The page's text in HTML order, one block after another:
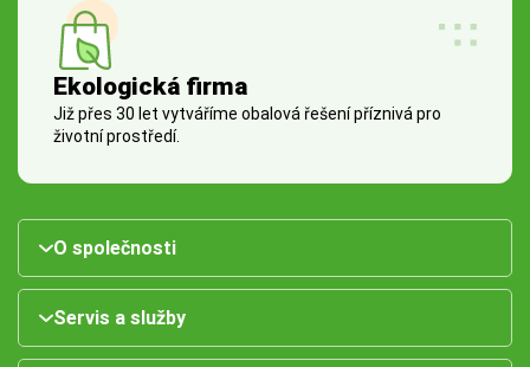
Ekologická firma
Již přes 30 let vytváříme obalová řešení příznivá pro
životní prostředí.
O společnosti
Servis a služby